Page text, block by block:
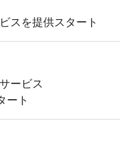
スを提供スタート
ービス
ート